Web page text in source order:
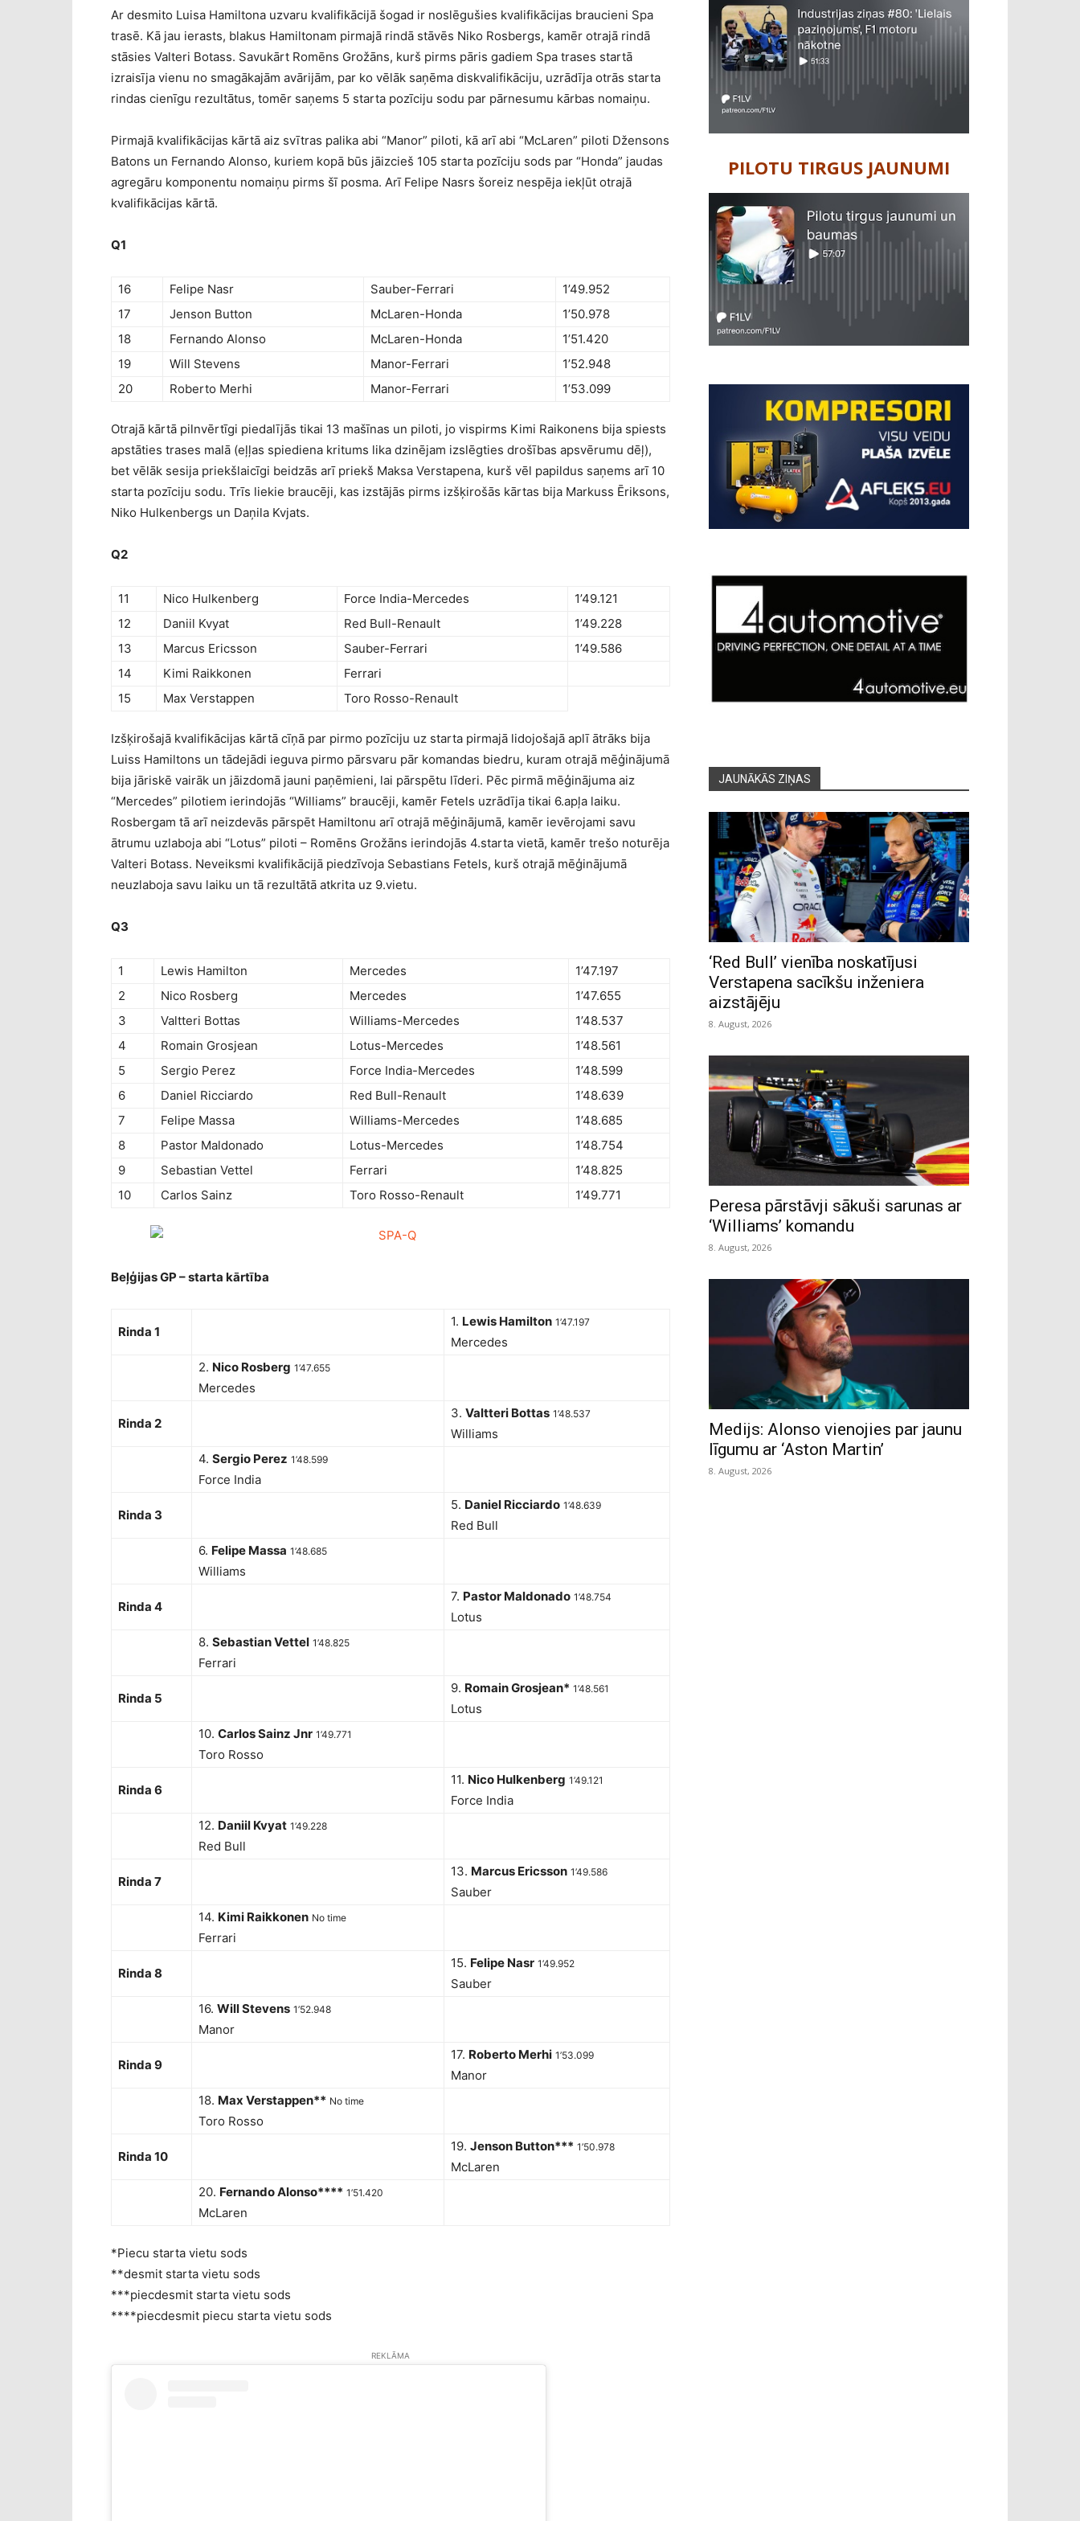
Ar desmito Luisa Hamiltona uzvaru kvalifikācijā šogad ir noslēgušies kvalifikācijas braucieni Spa
trasē. Kā jau ierasts, blakus Hamiltonam pirmajā rindā stāvēs Niko Rosbergs, kamēr otrajā rindā
stāsies Valteri Botass. Savukārt Romēns Grožāns, kurš pirms pāris gadiem Spa trases startā
izraisīja vienu no smagākajām avārijām, par ko vēlāk saņēma diskvalifikāciju, uzrādīja otrās starta
rindas cienīgu rezultātus, tomēr saņems 5 starta pozīciju sodu par pārnesumu kārbas nomaiņu.
Pirmajā kvalifikācijas kārtā aiz svītras palika abi “Manor” piloti, kā arī abi “McLaren” piloti Džensons
Batons un Fernando Alonso, kuriem kopā būs jāizcieš 105 starta pozīciju sods par “Honda” jaudas
agregāru komponentu nomaiņu pirms šī posma. Arī Felipe Nasrs šoreiz nespēja iekļūt otrajā
kvalifikācijas kārtā.
Q1
16 Felipe Nasr Sauber-Ferrari
1’49.952
17
Jenson Button McLaren-Honda
1’50.978
18
Fernando Alonso McLaren-Honda
1’51.420
19
Will Stevens Manor-Ferrari
1’52.948
20
Roberto Merhi Manor-Ferrari 1’53.099
Otrajā kārtā pilnvērtīgi piedalījās tikai 13 mašīnas un piloti, jo vispirms Kimi Raikonens bija spiests
apstāties trases malā (eļļas spiediena kritums lika dzinējam izslēgties drošības apsvērumu dēļ),
bet vēlāk sesija priekšlaicīgi beidzās arī priekš Maksa Verstapena, kurš vēl papildus saņems arī 10
starta pozīciju sodu. Trīs liekie braucēji, kas izstājās pirms izšķirošās kārtas bija Markuss Ēriksons,
Niko Hulkenbergs un Daņila Kvjats.
Q2
11 Nico Hulkenberg Force India-Mercedes
1’49.121
12
Daniil Kvyat Red Bull-Renault
1’49.228
13
Marcus Ericsson Sauber-Ferrari
1’49.586
14
Kimi Raikkonen
Ferrari
15
Max Verstappen Toro Rosso-Renault
Izšķirošajā kvalifikācijas kārtā cīņā par pirmo pozīciju uz starta pirmajā lidojošajā aplī ātrāks bija
Luiss Hamiltons un tādejādi ieguva pirmo pārsvaru pār komandas biedru, kuram otrajā mēģinājumā
bija jāriskē vairāk un jāizdomā jauni paņēmieni, lai pārspētu līderi. Pēc pirmā mēģinājuma aiz
“Mercedes” pilotiem ierindojās “Williams” braucēji, kamēr Fetels uzrādīja tikai 6.apļa laiku.
Rosbergam tā arī neizdevās pārspēt Hamiltonu arī otrajā mēģinājumā, kamēr ievērojami savu
ātrumu uzlaboja abi “Lotus” piloti – Romēns Grožāns ierindojās 4.starta vietā, kamēr trešo noturēja
Valteri Botass. Neveiksmi kvalifikācijā piedzīvoja Sebastians Fetels, kurš otrajā mēģinājumā
neuzlaboja savu laiku un tā rezultātā atkrita uz 9.vietu.
Q3
1 Lewis Hamilton Mercedes
1’47.197
2
Nico Rosberg Mercedes
1’47.655
3
Valtteri Bottas Williams-Mercedes
1’48.537
4
Romain Grosjean Lotus-Mercedes
1’48.561
5
Sergio Perez Force India-Mercedes
1’48.599
6
Daniel Ricciardo Red Bull-Renault
1’48.639
7
Felipe Massa Williams-Mercedes
1’48.685
8
Pastor Maldonado Lotus-Mercedes
1’48.754
9
Sebastian Vettel Ferrari
1’48.825
10
Carlos Sainz Toro Rosso-Renault 1’49.771
Beļģijas GP – starta kārtība
Rinda 1
1. Lewis Hamilton 1’47.197
Mercedes
2. Nico Rosberg 1’47.655
Mercedes
Rinda 2
3. Valtteri Bottas 1’48.537
Williams
4. Sergio Perez 1’48.599
Force India
Rinda 3
5. Daniel Ricciardo 1’48.639
Red Bull
6. Felipe Massa 1’48.685
Williams
Rinda 4
7. Pastor Maldonado 1’48.754
Lotus
8. Sebastian Vettel 1’48.825
Ferrari
Rinda 5
9. Romain Grosjean* 1’48.561
Lotus
10. Carlos Sainz Jnr 1’49.771
Toro Rosso
Rinda 6
11. Nico Hulkenberg 1’49.121
Force India
12. Daniil Kvyat 1’49.228
Red Bull
Rinda 7
13. Marcus Ericsson 1’49.586
Sauber
14. Kimi Raikkonen No time
Ferrari
Rinda 8
15. Felipe Nasr 1’49.952
Sauber
16. Will Stevens 1’52.948
Manor
Rinda 9
17. Roberto Merhi 1’53.099
Manor
18. Max Verstappen** No time
Toro Rosso
Rinda 10
19. Jenson Button*** 1’50.978
McLaren
20. Fernando Alonso**** 1’51.420
McLaren
*Piecu starta vietu sods
**desmit starta vietu sods
***piecdesmit starta vietu sods
****piecdesmit piecu starta vietu sods
REKLĀMA
PILOTU TIRGUS JAUNUMI
JAUNĀKĀS ZIŅAS
‘Red Bull’ vienība noskatījusi
Verstapena sacīkšu inženiera
aizstājēju
8. August, 2026
Peresa pārstāvji sākuši sarunas ar
‘Williams’ komandu
8. August, 2026
Medijs: Alonso vienojies par jaunu
līgumu ar ‘Aston Martin’
8. August, 2026